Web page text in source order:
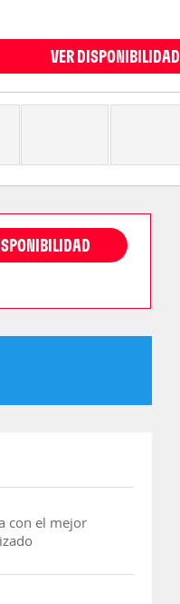
VER DISPONIBILIDAD
con el mejor